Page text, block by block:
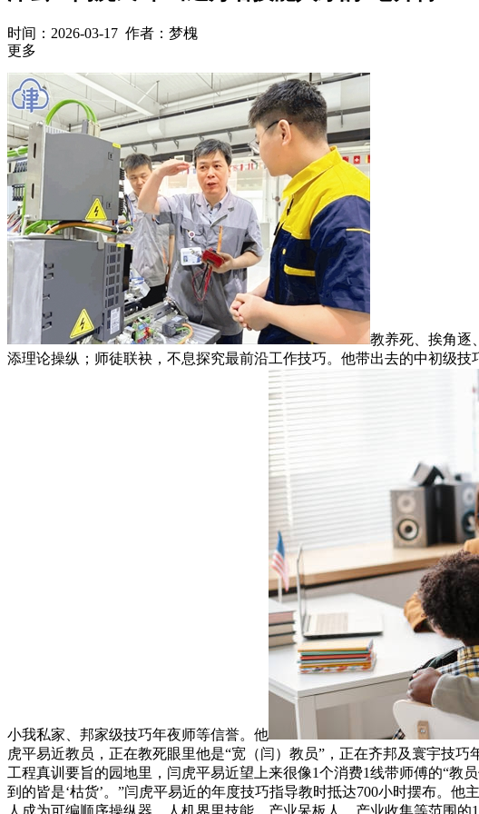
时间：2026-03-17 作者： 梦槐
更多
教养死、挨角逐
添理论操纵；师徒联袂，不息探究最前沿工作技巧。他带出去的中初级
小我私家、邦家级技巧年夜师等信誉。他
虎平易近教员，正在教死眼里他是“宽（闫）教员”，正在齐邦及寰宇技
工程真训要旨的园地里，闫虎平易近望上来很像1个消费1线带师傅的“教
到的皆是‘枯货’。”闫虎平易近的年度技巧指导教时抵达700小时摆布。
人成为可编顺序操纵器、人机界里技能、产业呆板人、产业收集等范围